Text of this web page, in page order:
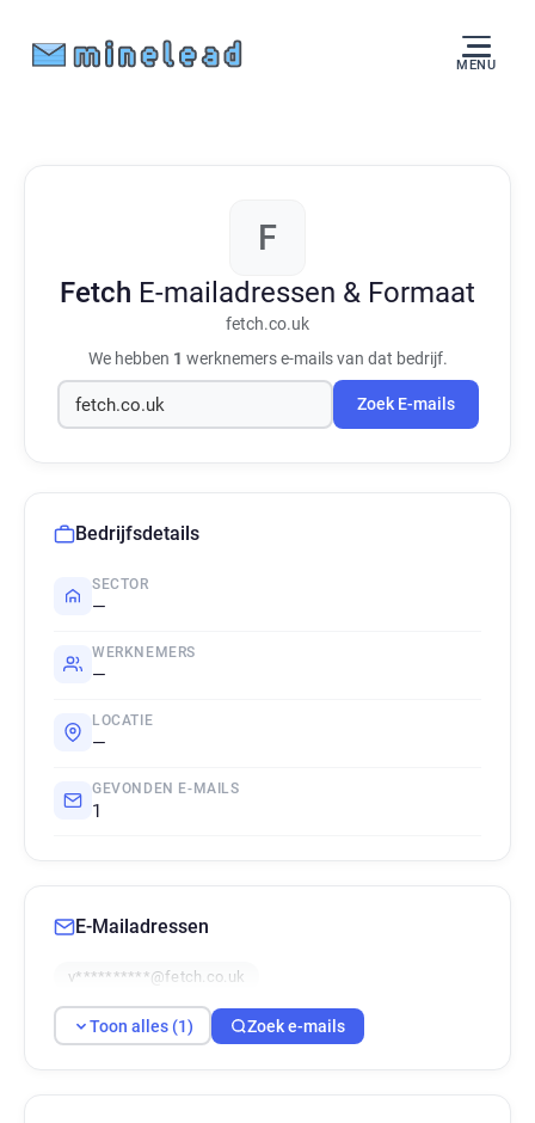
MENU
F
Fetch E-mailadressen & Formaat
fetch.co.uk
We hebben 1 werknemers e-mails van dat bedrijf.
Zoek E-mails
Bedrijfsdetails
SECTOR
—
WERKNEMERS
—
LOCATIE
—
GEVONDEN E-MAILS
1
E-Mailadressen
v**********@fetch.co.uk
Toon alles (1) Zoek e-mails